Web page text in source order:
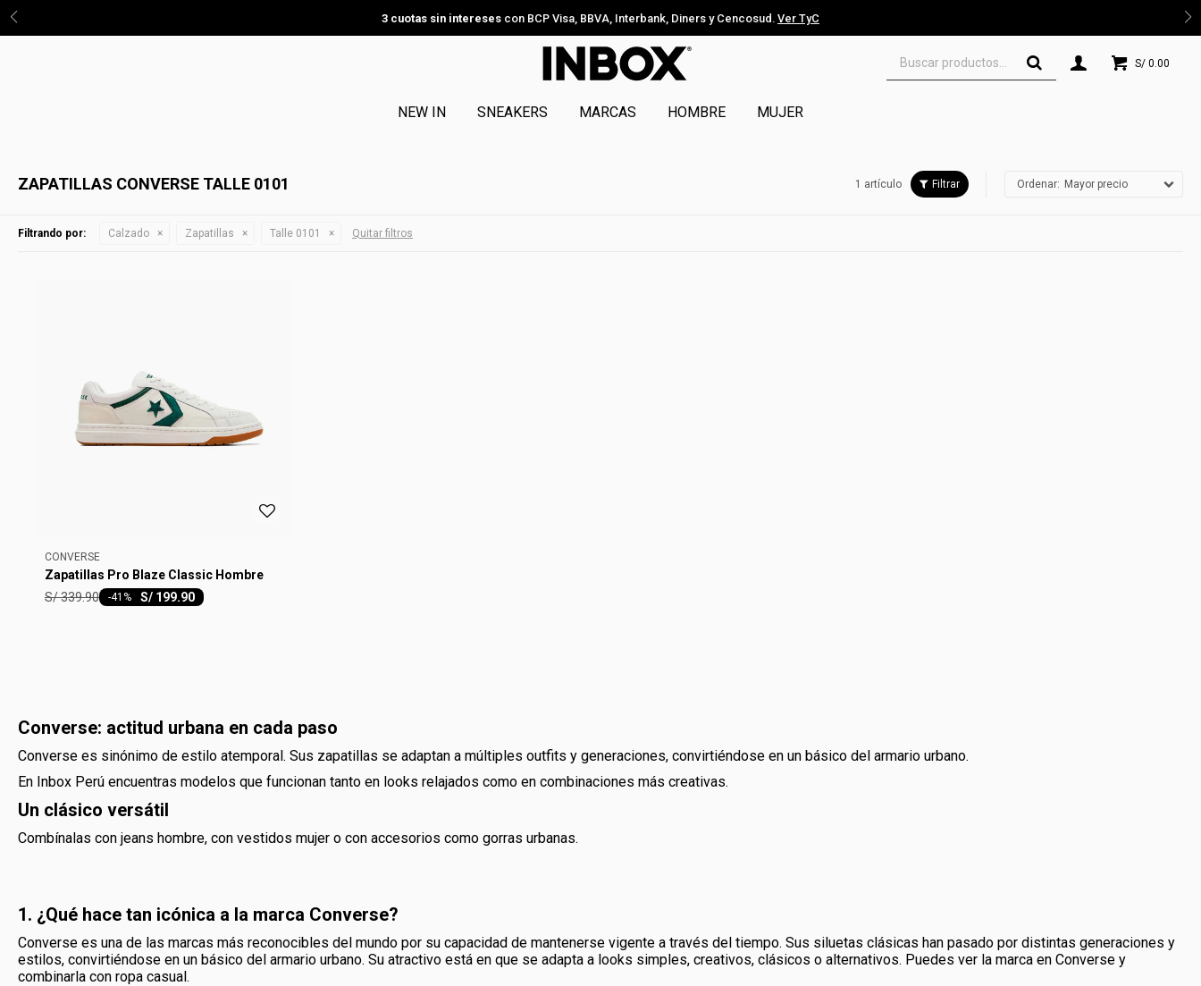
3 cuotas sin intereses con BCP Visa, BBVA, Interbank, Diners y Cencosud. Ver TyC
NEW IN SNEAKERS MARCAS HOMBRE MUJER
S/ 0.00
ZAPATILLAS CONVERSE TALLE 0101 1 artículo Mayor precio
Filtrando por: Calzado Zapatillas Talle 0101 Quitar filtros
CONVERSE
Zapatillas Pro Blaze Classic Hombre
S/ 199.90
-41
S/339.90
Converse: actitud urbana en cada paso
Converse es sinónimo de estilo atemporal. Sus zapatillas se adaptan a múltiples outfits y generaciones, convirtiéndose en un básico del armario urbano.
En Inbox Perú encuentras modelos que funcionan tanto en looks relajados como en combinaciones más creativas.
Un clásico versátil
Combínalas con jeans hombre, con vestidos mujer o con accesorios como gorras urbanas.
1. ¿Qué hace tan icónica a la marca Converse?
Converse es una de las marcas más reconocibles del mundo por su capacidad de mantenerse vigente a través del tiempo. Sus siluetas clásicas han pasado por distintas generaciones y
estilos, convirtiéndose en un básico del armario urbano. Su atractivo está en que se adapta a looks simples, creativos, clásicos o alternativos. Puedes ver la marca en Converse y
combinarla con ropa casual.